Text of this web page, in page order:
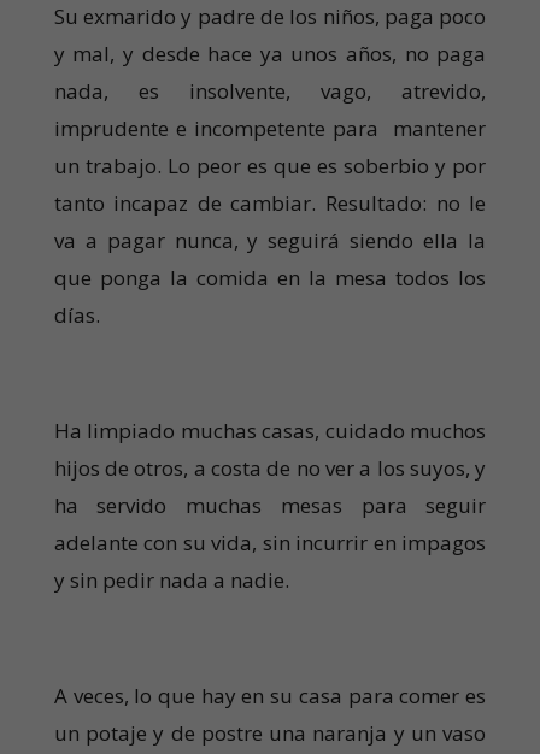
Su exmarido y padre de los niños, paga poco
y mal, y desde hace ya unos años, no paga
nada, es insolvente, vago, atrevido,
imprudente e incompetente para mantener
un trabajo. Lo peor es que es soberbio y por
tanto incapaz de cambiar. Resultado: no le
va a pagar nunca, y seguirá siendo ella la
que ponga la comida en la mesa todos los
días.
Ha limpiado muchas casas, cuidado muchos
hijos de otros, a costa de no ver a los suyos, y
ha servido muchas mesas para seguir
adelante con su vida, sin incurrir en impagos
y sin pedir nada a nadie.
A veces, lo que hay en su casa para comer es
un potaje y de postre una naranja y un vaso